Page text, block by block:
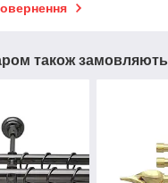
також замовляють